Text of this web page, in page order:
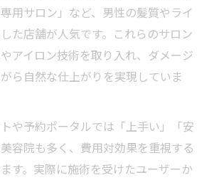
用サロン」など、男性の髪質やライ
た店舗が人気です。これらのサロン
アイロン技術を取り入れ、ダメージ
ら自然な仕上がりを実現していま
や予約ポータルでは「上手い」「安
容院も多く、費用対効果を重視する
す。実際に施術を受けたユーザーか